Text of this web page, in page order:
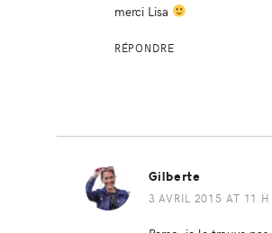
merci Lisa
RÉPONDRE
Gilberte
3 AVRIL 2015 AT 11